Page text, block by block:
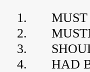
1.
2.
3.
4.
HAD